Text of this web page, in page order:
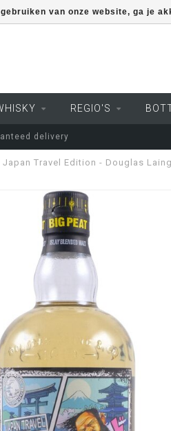
REGIO'S
delivery
Japan Travel Edition - Douglas
gebruiken van onze website, ga je